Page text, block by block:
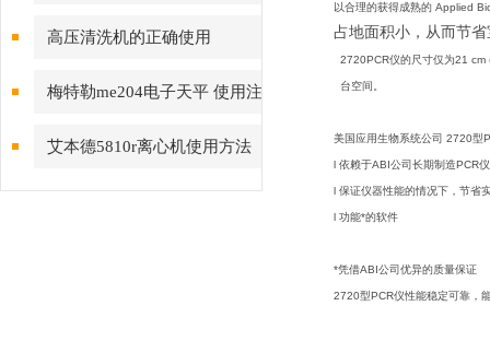
理
高压清洗机的正确使用
梅特勒me204电子天平 使用注
意事项
艾本德5810r离心机使用方法
简要步骤
以合理的获得成熟的 Applied
占地面积小，从而节
2720PCR仪的尺寸仅为21 cm
台空间。
美国应用生物系统公司 2720型
l 依赖于ABI公司长期制造PCR
l 保证仪器性能的情况下，节省
l 功能*的软件
*凭借ABI公司优异的质量保证
2720型PCR仪性能稳定可靠，